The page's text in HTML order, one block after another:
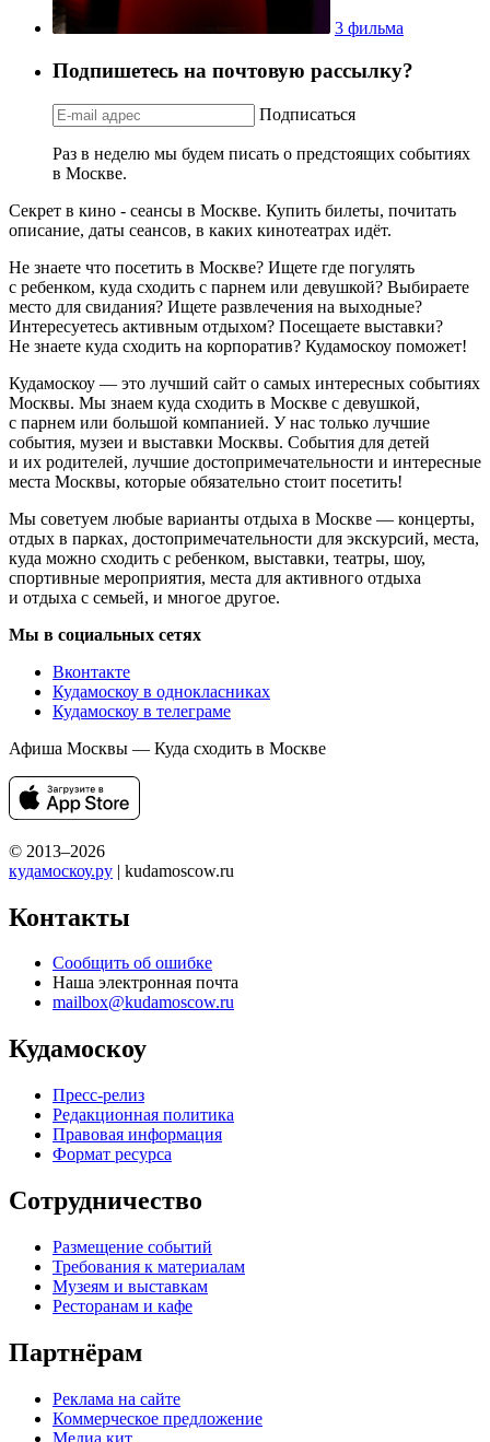
3 фильма
Подпишетесь на почтовую рассылку?
Подписаться
Раз в неделю мы будем писать о предстоящих событиях
в Москве.
Секрет в кино - сеансы в Москве. Купить билеты, почитать
описание, даты сеансов, в каких кинотеатрах идёт.
Не знаете что посетить в Москве? Ищете где погулять
с ребенком, куда сходить с парнем или девушкой? Выбираете
место для свидания? Ищете развлечения на выходные?
Интересуетесь активным отдыхом? Посещаете выставки?
Не знаете куда сходить на корпоратив? Кудамоскоу поможет!
Кудамоскоу — это лучший сайт о самых интересных событиях
Москвы. Мы знаем куда сходить в Москве с девушкой,
с парнем или большой компанией. У нас только лучшие
события, музеи и выставки Москвы. События для детей
и их родителей, лучшие достопримечательности и интересные
места Москвы, которые обязательно стоит посетить!
Мы советуем любые варианты отдыха в Москве — концерты,
отдых в парках, достопримечательности для экскурсий, места,
куда можно сходить с ребенком, выставки, театры, шоу,
спортивные мероприятия, места для активного отдыха
и отдыха с семьей, и многое другое.
Мы в социальных сетях
Вконтакте
Кудамоскоу в однокласниках
Кудамоскоу в телеграме
Афиша Москвы — Куда сходить в Москве
© 2013–2026
кудамоскоу.ру | kudamoscow.ru
Контакты
Сообщить об ошибке
Наша электронная почта
mailbox@kudamoscow.ru
Кудамоскоу
Пресс-релиз
Редакционная политика
Правовая информация
Формат ресурса
Сотрудничество
Размещение событий
Требования к материалам
Музеям и выставкам
Ресторанам и кафе
Партнёрам
Реклама на сайте
Коммерческое предложение
Медиа кит